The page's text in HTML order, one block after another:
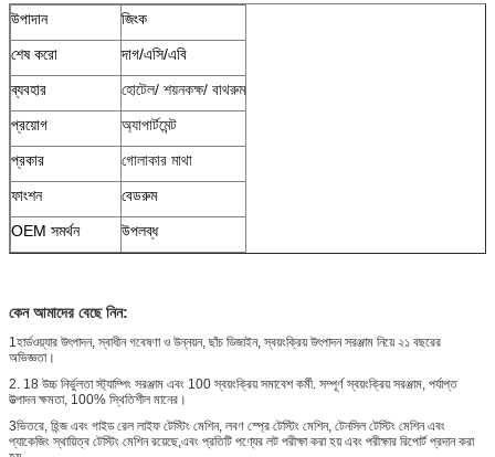
উপাদান
জিংক
শেষ করো
দাগ/এসি/এবি
ব্যবহার
হোটেল/ শয়নকক্ষ/ বাথরুম
প্রয়োগ
অ্যাপার্টমেন্ট
প্রকার
গোলাকার মাথা
ফাংশন
বেডরুম
OEM সমর্থন
উপলব্ধ
কেন আমাদের বেছে নিন:
1হার্ডওয়্যার উৎপাদন, স্বাধীন গবেষণা ও উন্নয়ন, ছাঁচ ডিজাইন, স্বয়ংক্রিয় উৎপাদন সরঞ্জাম নিয়ে ২১ বছরের
অভিজ্ঞতা।
2. 18 উচ্চ নির্ভুলতা স্ট্যাম্পিং সরঞ্জাম এবং 100 স্বয়ংক্রিয় সমাবেশ কর্মী. সম্পূর্ণ স্বয়ংক্রিয় সরঞ্জাম, পর্যাপ্ত
উত্পাদন ক্ষমতা, 100% স্থিতিশীল মানের।
3ভিতরে, হিন্জ এবং গাইড রেল লাইফ টেস্টিং মেশিন, লবণ স্প্রে টেস্টিং মেশিন, টেনসিল টেস্টিং মেশিন এবং
প্যাকেজিং স্থায়িত্ব টেস্টিং মেশিন রয়েছে,এবং প্রতিটি পণ্যের লট পরীক্ষা করা হয় এবং পরীক্ষার রিপোর্ট প্রদান করা